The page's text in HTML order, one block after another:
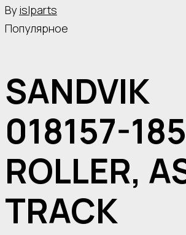
By islparts
Популярное
SANDVIK
018157-185
ROLLER,
TRACK